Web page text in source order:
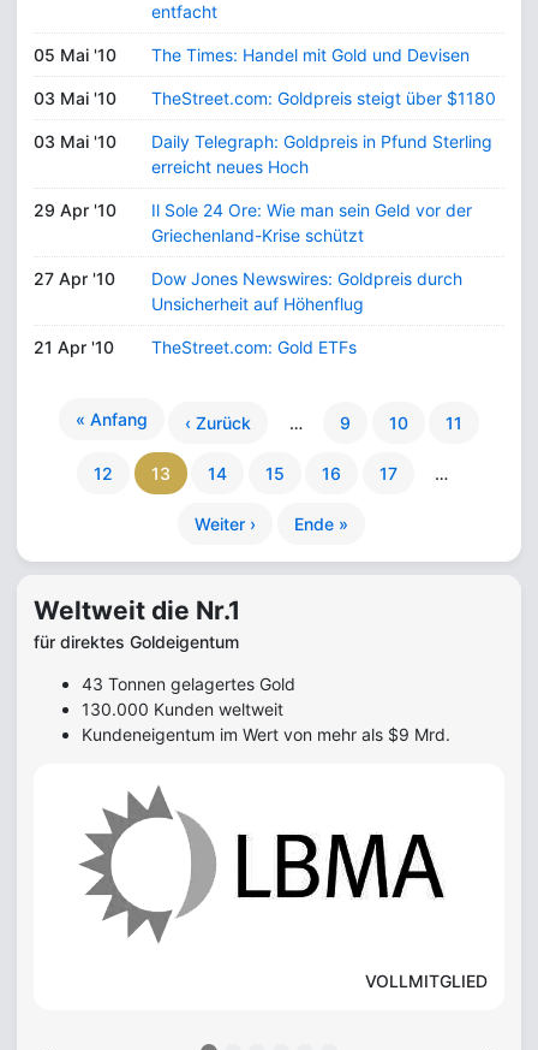
entfacht
05 Mai '10 The Times: Handel mit Gold und Devisen
03 Mai '10 TheStreet.com: Goldpreis steigt über $1180
03 Mai '10
Daily Telegraph: Goldpreis in Pfund Sterling
erreicht neues Hoch
29 Apr '10
Il Sole 24 Ore: Wie man sein Geld vor der
Griechenland-Krise schützt
27 Apr '10
Dow Jones Newswires: Goldpreis durch
Unsicherheit auf Höhenflug
21 Apr '10 TheStreet.com: Gold ETFs
« Anfang ‹ Zurück … 9 10 11
12 13 14 15 16 17 …
Weiter › Ende »
Weltweit die Nr.1
für direktes Goldeigentum
43 Tonnen gelagertes Gold
130.000 Kunden weltweit
Kundeneigentum im Wert von mehr als $9 Mrd.
VOLLMITGLIED